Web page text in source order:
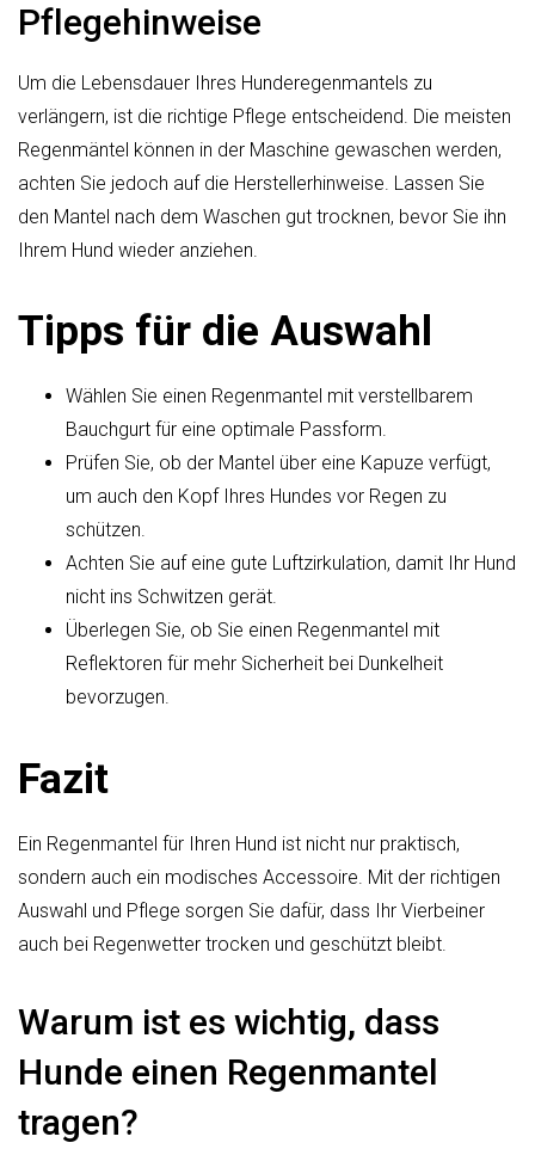
Pflegehinweise
Um die Lebensdauer Ihres Hunderegenmantels zu
verlängern, ist die richtige Pflege entscheidend. Die meisten
Regenmäntel können in der Maschine gewaschen werden,
achten Sie jedoch auf die Herstellerhinweise. Lassen Sie
den Mantel nach dem Waschen gut trocknen, bevor Sie ihn
Ihrem Hund wieder anziehen.
Tipps für die Auswahl
Wählen Sie einen Regenmantel mit verstellbarem
Bauchgurt für eine optimale Passform.
Prüfen Sie, ob der Mantel über eine Kapuze verfügt,
um auch den Kopf Ihres Hundes vor Regen zu
schützen.
Achten Sie auf eine gute Luftzirkulation, damit Ihr Hund
nicht ins Schwitzen gerät.
Überlegen Sie, ob Sie einen Regenmantel mit
Reflektoren für mehr Sicherheit bei Dunkelheit
bevorzugen.
Fazit
Ein Regenmantel für Ihren Hund ist nicht nur praktisch,
sondern auch ein modisches Accessoire. Mit der richtigen
Auswahl und Pflege sorgen Sie dafür, dass Ihr Vierbeiner
auch bei Regenwetter trocken und geschützt bleibt.
Warum ist es wichtig, dass
Hunde einen Regenmantel
tragen?